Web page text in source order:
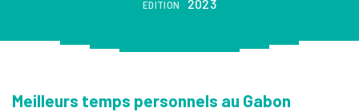
EDITION 2023
Meilleurs temps personnels au Gabon